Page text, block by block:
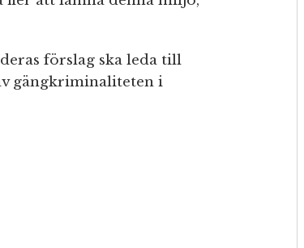
förslag ska leda till
gängkriminaliteten i